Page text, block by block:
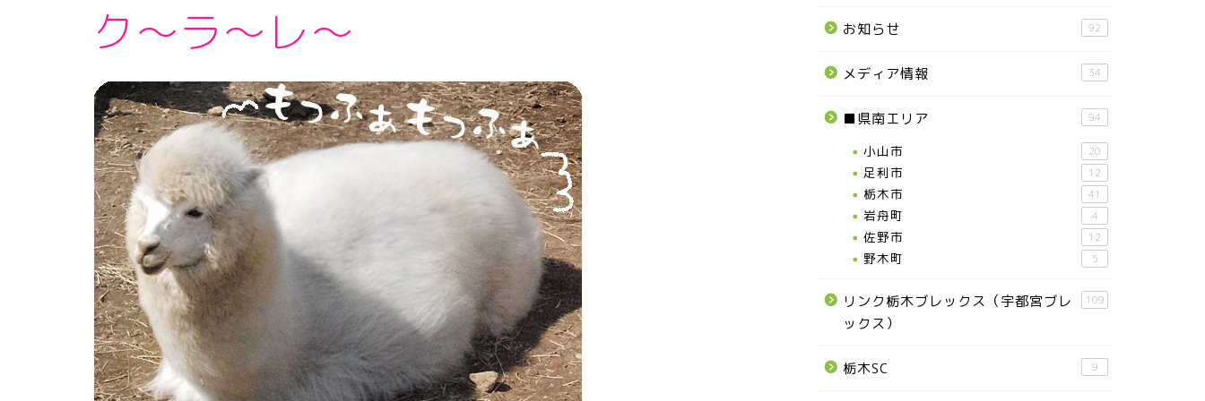
ク～ラ～レ～ お知らせ 92
メディア情報 34
■県南エリア 94
小山市 20
足利市 12
栃木市 41
岩舟町 4
佐野市 12
野木町 5
リンク栃木ブレックス（宇都宮ブレ
ックス）
109
栃木SC 9